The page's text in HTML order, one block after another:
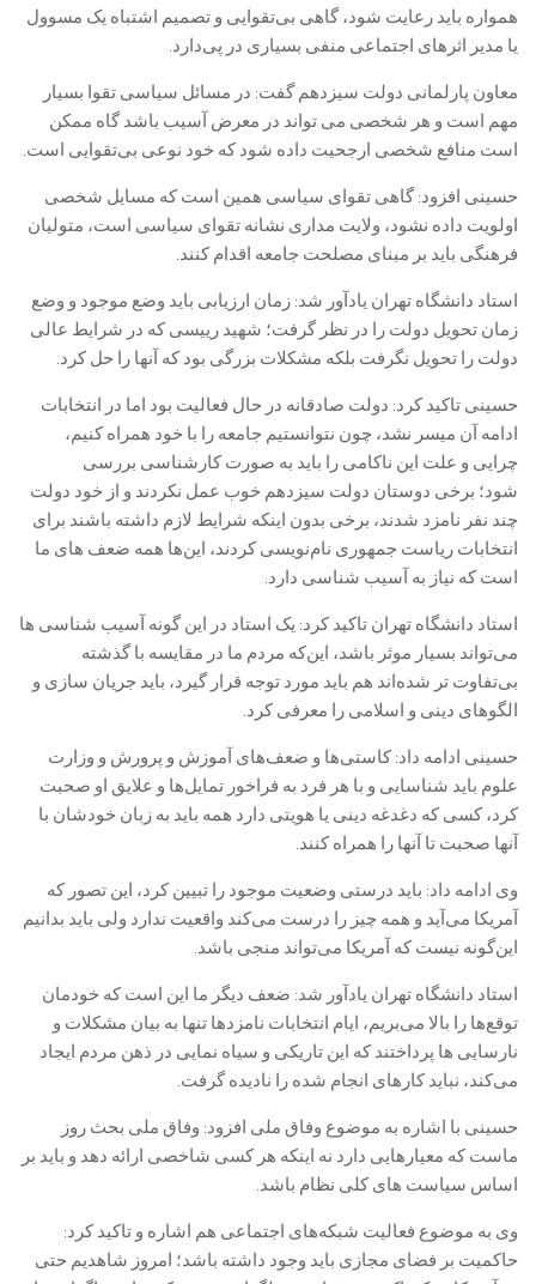
همواره باید رعایت شود، گاهی بی‌تقوایی و تصمیم اشتباه یک مسوول
یا مدیر اثرهای اجتماعی منفی بسیاری در پی‌دارد.
معاون پارلمانی دولت سیزدهم گفت: در مسائل سیاسی تقوا بسیار
مهم است و هر شخصی می تواند در معرض آسیب باشد گاه ممکن
است منافع شخصی ارجحیت داده شود که خود نوعی بی‌تقوایی است.‌
حسینی افزود: گاهی تقوای سیاسی همین است که مسایل شخصی
اولویت داده نشود، ولایت مداری نشانه تقوای سیاسی است، متولیان
فرهنگی باید بر مبنای مصلحت جامعه اقدام کنند.
استاد دانشگاه تهران یادآور شد: زمان ارزیابی باید وضع موجود و وضع
زمان تحویل دولت را در نظر گرفت؛ شهید رییسی که در شرایط عالی
دولت را تحویل نگرفت بلکه مشکلات بزرگی بود که آنها را حل کرد.
حسینی تاکید کرد: دولت صادقانه در حال فعالیت بود اما در انتخابات
ادامه آن میسر نشد، چون نتوانستیم جامعه را با خود همراه کنیم،
چرایی و علت این ناکامی را باید به صورت کارشناسی بررسی
شود؛ برخی دوستان دولت سیزدهم خوب عمل نکردند و از خود دولت
چند نفر نامزد شدند، برخی بدون اینکه شرایط لازم داشته باشند برای
انتخابات ریاست جمهوری نام‌نویسی کردند، این‌ها همه ضعف های ما
است که نیاز به آسیب شناسی دارد.
استاد دانشگاه تهران تاکید کرد: یک استاد در این گونه آسیب شناسی ها
می‌تواند بسیار موثر باشد، این‌که مردم ما در مقایسه با گذشته
بی‌تفاوت تر شده‌اند هم باید مورد توجه قرار گیرد، باید جریان سازی و
الگوهای دینی و اسلامی را معرفی کرد.
حسینی ادامه داد: کاستی‌ها و ضعف‌های آموزش و پرورش و وزارت
علوم باید شناسایی و با هر فرد به فراخور تمایل‌ها و علایق او صحبت
کرد، کسی که دغدغه دینی یا هویتی دارد همه باید به زبان خودشان با
آنها صحبت تا آنها را همراه کنند.
وی ادامه داد: باید درستی وضعیت موجود را تبیین کرد، این تصور که
آمریکا می‌آید و همه چیز را درست می‌کند واقعیت ندارد ولی باید بدانیم
این‌گونه نیست که آمریکا می‌تواند منجی باشد.
استاد دانشگاه تهران یادآور شد: ضعف دیگر ما این است که خودمان
توقع‌ها را بالا می‌بریم، ایام انتخابات نامزدها تنها به بیان مشکلات و
نارسایی ها پرداختند که این تاریکی و سیاه نمایی در ذهن مردم ایجاد
می‌کند، نباید کارهای انجام شده را نادیده گرفت.
حسینی با اشاره به موضوع وفاق ملی افزود: وفاق ملی بحث روز
ماست که معیارهایی دارد نه اینکه هر کسی شاخصی ارائه دهد و باید بر
اساس سیاست های کلی نظام باشد.
وی به موضوع فعالیت شبکه‌های اجتماعی هم اشاره و تاکید کرد:
حاکمیت بر فضای مجازی باید وجود داشته باشد؛ امروز شاهدیم حتی